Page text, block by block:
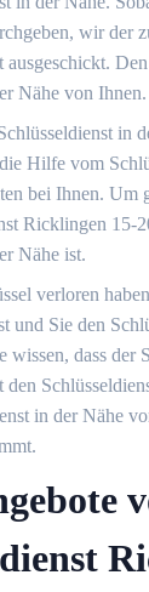
wir der
ausgeschickt.
Nähe von Ihnen.
in
Hilfe vom
bei Ihnen. Um
Ricklingen 15-
Nähe ist.
verloren
und Sie den
wissen, dass der
den
in der Nähe